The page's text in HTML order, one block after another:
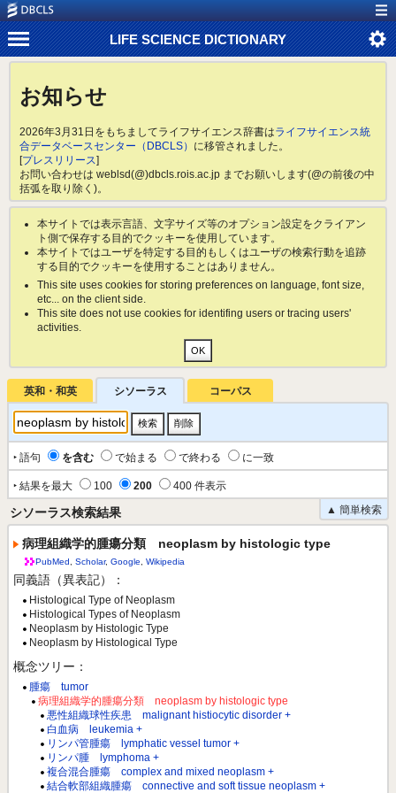
LIFE SCIENCE DICTIONARY
お知らせ
2026年3月31日をもちましてライフサイエンス辞書はライフサイエンス統
合データベースセンター（DBCLS） に移管されました。
[プレスリリース]
お問い合わせは weblsd(@)dbcls.rois.ac.jp までお願いします(@の前後の中
括弧を取り除く)。
本サイトでは表示言語、文字サイズ等のオプション設定をクライアン
ト側で保存する目的でクッキーを使用しています。
本サイトではユーザを特定する目的もしくはユーザの検索行動を追跡
する目的でクッキーを使用することはありません。
This site uses cookies for storing preferences on language, font size,
etc... on the client side.
This site does not use cookies for identifing users or tracing users'
activities.
英和・和英 シソーラス コーパス
‣ 語句 を含む で始まる で終わる に一致
‣ 結果を最大 100 200
400 件表示
▲ 簡単検索
シソーラス検索結果
病理組織学的腫瘍分類 neoplasm by histologic type
PubMed Scholar, Google Wikipedia
同義語（異表記）：
Histological Type of Neoplasm
Histological Types of Neoplasm
Neoplasm by Histologic Type
Neoplasm by Histological Type
概念ツリー：
腫瘍 tumor
病理組織学的腫瘍分類 neoplasm by histologic type
悪性組織球性疾患 malignant histiocytic disorder +
白血病 leukemia +
リンパ管腫瘍 lymphatic vessel tumor +
リンパ腫 lymphoma +
複合混合腫瘍 complex and mixed neoplasm +
結合軟部組織腫瘍 connective and soft tissue neoplasm +